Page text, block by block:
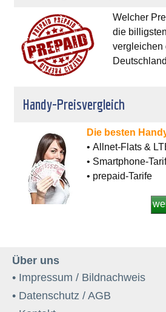
Welcher
die
vergleichen
Handy-Preisvergleich
Die besten
• Allnet-Flats &
• Smartphone-
• prepaid-Tarife
Über uns
• Impressum / Bildnachweis
• Datenschutz / AGB